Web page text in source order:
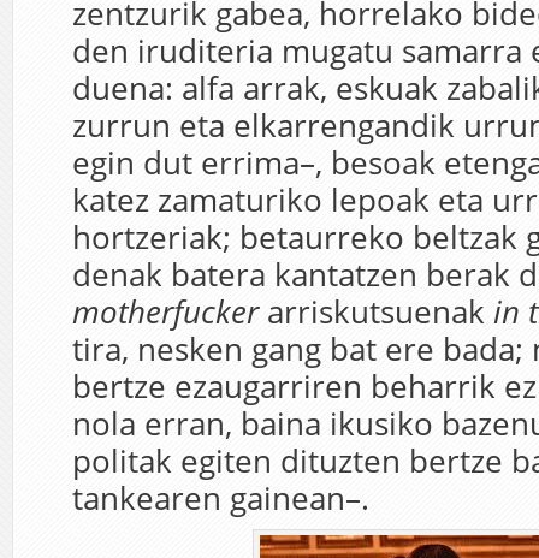
zentzurik gabea, horrelako
den iruditeria mugatu samarra
duena: alfa arrak, eskuak
zurrun eta elkarrengandik
egin dut errima–, besoak
katez zamaturiko lepoak eta
hortzeriak; betaurreko beltzak
denak batera kantatzen berak
motherfuckerarriskutsuenak in
tira, nesken gang bat ere bada;
bertze ezaugarriren beharrik
nola erran, baina ikusiko
politak egiten dituzten bertze
tankearen gainean–.